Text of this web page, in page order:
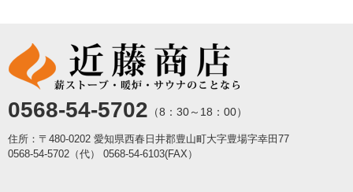
0568-54-5702 （8：30～18：00）
住所：〒480-0202 愛知県西春日井郡豊山町大字豊場字幸田77
0568-54-5702（代）
0568-54-6103(FAX）